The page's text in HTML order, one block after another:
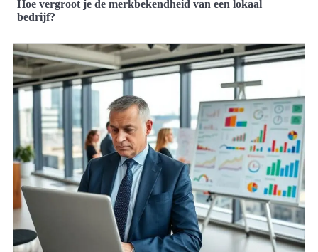
Hoe vergroot je de merkbekendheid van een lokaal
bedrijf?